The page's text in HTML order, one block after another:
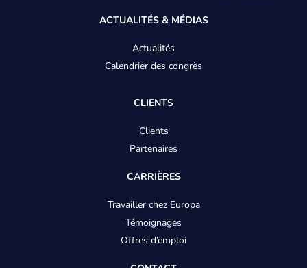
ACTUALITÉS & MÉDIAS
Actualités
Calendrier des congrès
CLIENTS
Clients
Partenaires
CARRIÈRES
Travailler chez Europa
Témoignages
Offres d’emploi